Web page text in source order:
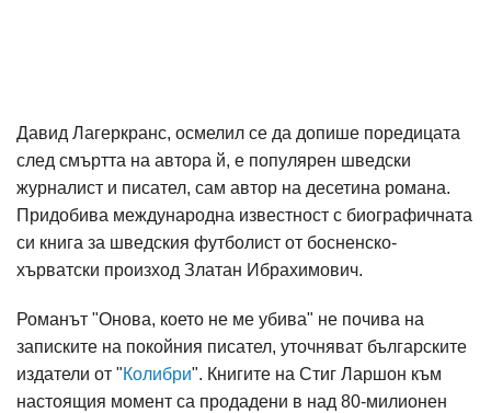
Давид Лагеркранс, осмелил се да допише поредицата
след смъртта на автора й, е популярен шведски
журналист и писател, сам автор на десетина романа.
Придобива международна известност с биографичната
си книга за шведския футболист от босненско-
хърватски произход Златан Ибрахимович.
Романът "Онова, което не ме убива" не почива на
записките на покойния писател, уточняват българските
издатели от "Колибри". Книгите на Стиг Ларшон към
настоящия момент са продадени в над 80-милионен